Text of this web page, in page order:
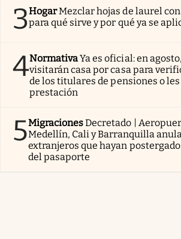
3HogarMezclar hojas de laurel
para qué sirve y por qué ya se
4NormativaYa es oficial: en
visitarán casa por casa para
de los titulares de pensiones o les
prestación
5MigracionesDecretado |
Medellín, Cali y Barranquilla
extranjeros que hayan
del pasaporte